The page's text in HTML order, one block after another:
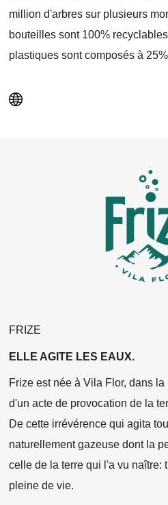
million d'arbres sur plusieurs
bouteilles sont 100%
plastiques sont composés à
FRIZE
ELLE AGITE LES EAUX.
Frize est née à Vila Flor, dans
d'un acte de provocation de la
De cette irrévérence qui agita
naturellement gazeuse dont la
celle de la terre qui l'a vu naître:
pleine de vie.